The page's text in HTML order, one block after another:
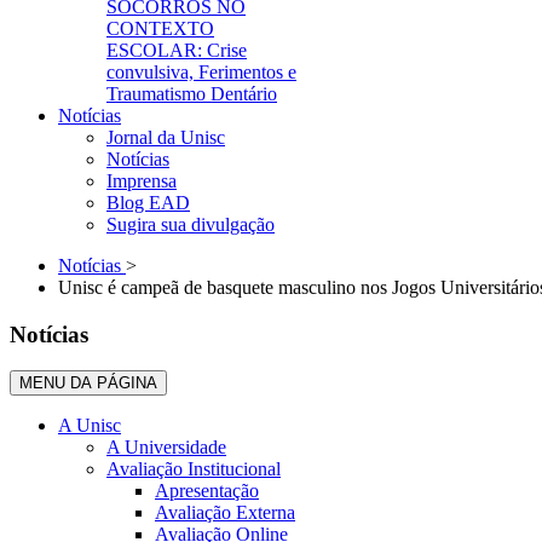
SOCORROS NO
CONTEXTO
ESCOLAR: Crise
convulsiva, Ferimentos e
Traumatismo Dentário
Notícias
Jornal da Unisc
Notícias
Imprensa
Blog EAD
Sugira sua divulgação
Notícias >
Unisc é campeã de basquete masculino nos Jogos
Notícias
MENU DA PÁGINA
A Unisc
A Universidade
Avaliação Institucional
Apresentação
Avaliação Externa
Avaliação Online